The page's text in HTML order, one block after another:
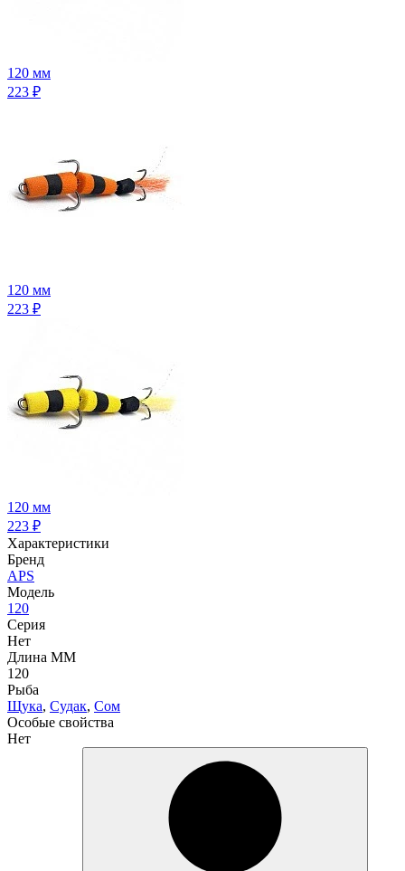
120 мм
223 ₽
120 мм
223 ₽
120 мм
223 ₽
Характеристики
Бренд
APS
Модель
120
Серия
Нет
Длина ММ
120
Рыба
Щука, Судак, Сом
Особые свойства
Нет